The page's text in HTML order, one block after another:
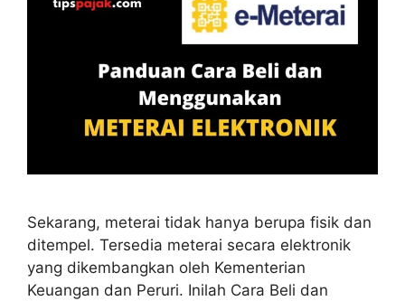
Sekarang, meterai tidak hanya berupa fisik dan
ditempel. Tersedia meterai secara elektronik
yang dikembangkan oleh Kementerian
Keuangan dan Peruri. Inilah Cara Beli dan